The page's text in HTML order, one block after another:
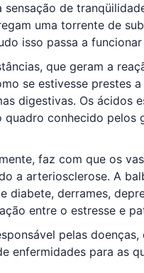
de
uma torrente de
isso passa a
que geram a
se estivesse prestes
digestivas. Os ácidos
conhecido pelos
faz com que os
a arteriosclerose. A
derrames,
entre o estresse e
pelas
enfermidades para as